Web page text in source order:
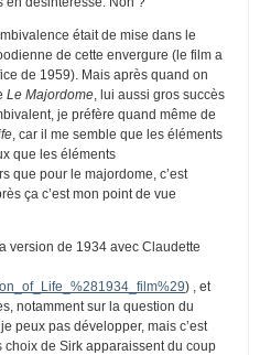
était de mise dans le
de cette envergure (le film a
de 1959). Mais après quand on
Le Majordome , lui aussi gros succès
je préfère quand même de
, car il me semble que les éléments
que les éléments
que pour le majordome, c’est
ça c’est mon point de vue
version de 1934 avec Claudette
) , et
notamment sur la question du
peux pas développer, mais c’est
de Sirk apparaissent du coup